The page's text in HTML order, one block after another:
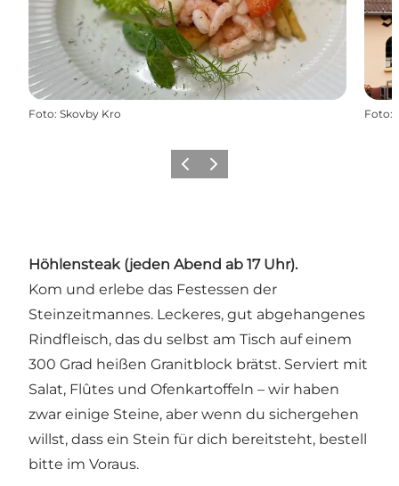
Foto: Skovby Kro Foto:
ZurückWeiter
Höhlensteak (jeden Abend ab 17 Uhr).
Kom und erlebe das Festessen der
Steinzeitmannes. Leckeres, gut abgehangenes
Rindfleisch, das du selbst am Tisch auf einem
300 Grad heißen Granitblock brätst. Serviert mit
Salat, Flûtes und Ofenkartoffeln – wir haben
zwar einige Steine, aber wenn du sichergehen
willst, dass ein Stein für dich bereitsteht, bestell
bitte im Voraus.